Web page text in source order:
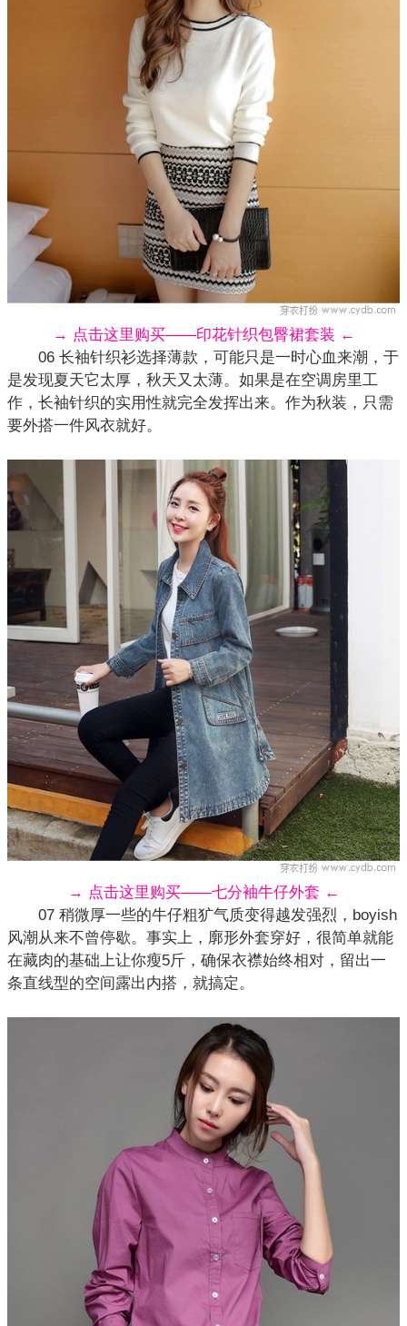
→ 点击这里购买——印花针织包臀裙套装 ←
06 长袖针织衫选择薄款，可能只是一时心血来潮，于
是发现夏天它太厚，秋天又太薄。如果是在空调房里工
作，长袖针织的实用性就完全发挥出来。作为秋装，只需
要外搭一件风衣就好。
→ 点击这里购买——七分袖牛仔外套 ←
07 稍微厚一些的牛仔粗犷气质变得越发强烈，boyish
风潮从来不曾停歇。事实上，廓形外套穿好，很简单就能
在藏肉的基础上让你瘦5斤，确保衣襟始终相对，留出一
条直线型的空间露出内搭，就搞定。